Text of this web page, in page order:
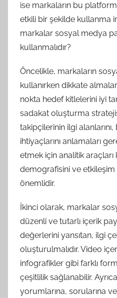
ise markaların bu
etkili bir şekilde kullanma
markalar sosyal medya
kullanmalıdır?
Öncelikle, markaların
kullanırken dikkate
nokta hedef kitlelerini iyi
sadakat oluşturma
takipçilerinin ilgi
ihtiyaçlarını anlamaları
etmek için analitik
demografisini ve
önemlidir.
İkinci olarak, markalar
düzenli ve tutarlı içerik
değerlerini yansıtan, ilgi
oluşturulmalıdır. Video
infografikler gibi farklı
çeşitlilik sağlanabilir.
yorumlarına, sorularına